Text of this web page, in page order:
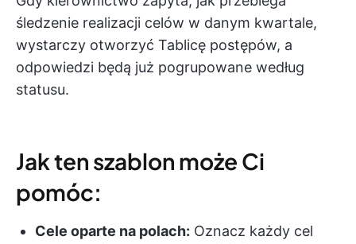
śledzenie realizacji celów w danym kwartale,
wystarczy otworzyć Tablicę postępów, a
odpowiedzi będą już pogrupowane według
statusu.
Jak ten szablon może Ci
pomóc:
Cele oparte na polach: Oznacz każdy cel